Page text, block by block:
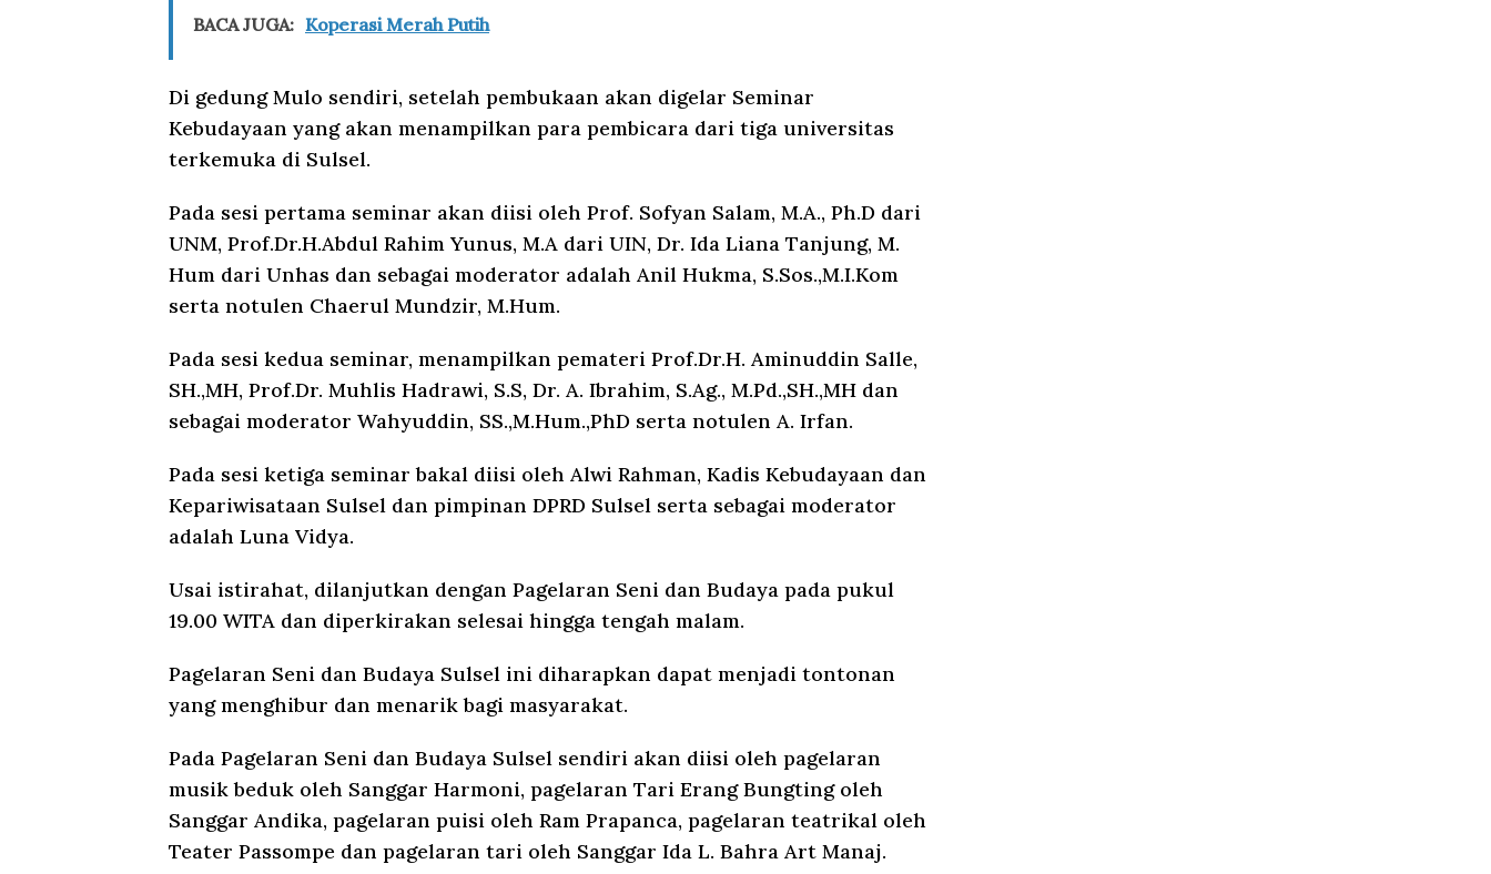
BACA JUGA: Koperasi Merah Putih
Di gedung Mulo sendiri, setelah pembukaan akan digelar Seminar
Kebudayaan yang akan menampilkan para pembicara dari tiga universitas
terkemuka di Sulsel.
Pada sesi pertama seminar akan diisi oleh Prof. Sofyan Salam, M.A., Ph.D dari
UNM, Prof.Dr.H.Abdul Rahim Yunus, M.A dari UIN, Dr. Ida Liana Tanjung, M.
Hum dari Unhas dan sebagai moderator adalah Anil Hukma, S.Sos.,M.I.Kom
serta notulen Chaerul Mundzir, M.Hum.
Pada sesi kedua seminar, menampilkan pemateri Prof.Dr.H. Aminuddin Salle,
SH.,MH, Prof.Dr. Muhlis Hadrawi, S.S, Dr. A. Ibrahim, S.Ag., M.Pd.,SH.,MH dan
sebagai moderator Wahyuddin, SS.,M.Hum.,PhD serta notulen A. Irfan.
Pada sesi ketiga seminar bakal diisi oleh Alwi Rahman, Kadis Kebudayaan dan
Kepariwisataan Sulsel dan pimpinan DPRD Sulsel serta sebagai moderator
adalah Luna Vidya.
Usai istirahat, dilanjutkan dengan Pagelaran Seni dan Budaya pada pukul
19.00 WITA dan diperkirakan selesai hingga tengah malam.
Pagelaran Seni dan Budaya Sulsel ini diharapkan dapat menjadi tontonan
yang menghibur dan menarik bagi masyarakat.
Pada Pagelaran Seni dan Budaya Sulsel sendiri akan diisi oleh pagelaran
musik beduk oleh Sanggar Harmoni, pagelaran Tari Erang Bungting oleh
Sanggar Andika, pagelaran puisi oleh Ram Prapanca, pagelaran teatrikal oleh
Teater Passompe dan pagelaran tari oleh Sanggar Ida L. Bahra Art Manaj.